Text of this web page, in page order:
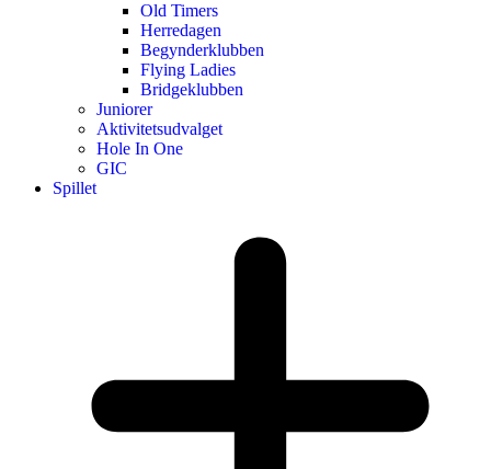
Old Timers
Herredagen
Begynderklubben
Flying Ladies
Bridgeklubben
Juniorer
Aktivitetsudvalget
Hole In One
GIC
Spillet